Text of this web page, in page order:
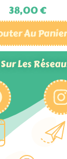
38,00€
Au Panier
Les